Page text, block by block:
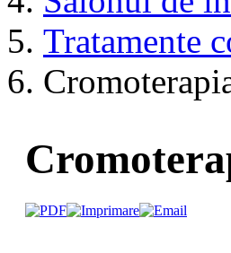
Tratamente